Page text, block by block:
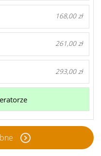
168,00 zł
261,00 zł
293,00 zł